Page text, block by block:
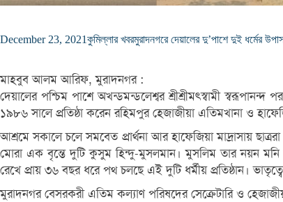
December 23, 2021কুমিল্লার খবরমুরাদনগরে দেয়ালের দু’পাশে দুই ধর্মের
মাহবুব আলম আরিফ, মুরাদনগর :
দেয়ালের পশ্চিম পাশে অখন্ডমন্ডলেশ্বর শ্রীশ্রীমৎস্বামী
১৯৮৬ সালে প্রতিষ্ঠা করেন রহিমপুর হেজাজীয়া এতিমখানা ও
আশ্রমে সকালে চলে সমবেত প্রার্থনা আর হাফেজিয়া মাদ্রাসায়
মোরা এক বৃন্তে দুটি কুসুম হিন্দু-মুসলমান। মুসলিম তার নয়ন মনি
রেখে প্রায় ৩৬ বছর ধরে পথ চলছে এই দুটি ধর্মীয় প্রতিষ্ঠান।
মুরাদনগর বেসরকরী এতিম কল্যাণ পরিষদের সেক্রেটারি ও